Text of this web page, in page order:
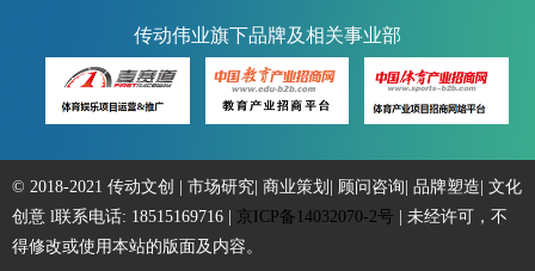
传动伟业旗下品牌及相关事业部
© 2018-2021 传动文创 | 市场研究| 商业策划| 顾问咨询| 品牌塑造| 文化
创意 l联系电话: 18515169716 |
京ICP备14032070-2号 | 未经许可，不
得修改或使用本站的版面及内容。